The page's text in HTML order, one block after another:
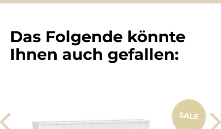
Das Folgende könnte
Ihnen auch gefallen: